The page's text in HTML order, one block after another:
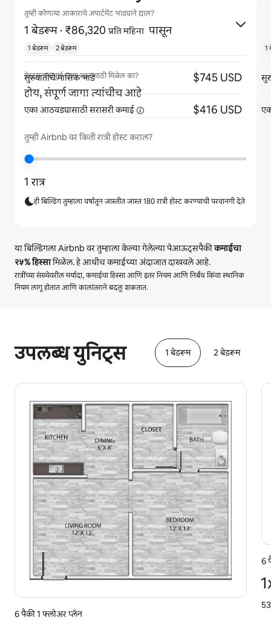
तुम्ही कोणत्या आकाराचे अपार्टमेंट भाड्याने द्याल?
1 बेडरूम · ₹86,320प्रति महिनापासून
गेस्ट्सना संपूर्ण जागा स्वतःसाठी मिळेल का?
होय, संपूर्ण जागा त्यांचीच आहे
तुम्ही Airbnb वर किती रात्री होस्ट कराल?
1 रात्र
ही बिल्डिंग तुम्हाला वर्षातून जास्तीत जास्त 180 रात्री होस्ट करण्याची परवानगी देते
या बिल्डिंगला Airbnb वर तुम्हाला केल्या गेलेल्या पेआऊट्सपैकीकमाईचा
२५%हिस्सामिळेल. हे आधीच कमाईच्या अंदाजात दाखवले आहे.
रात्रींच्या संख्येवरील मर्यादा, कमाईचा हिस्सा आणि इतर नियम आणि निर्बंध किंवा स्थानिक
नियम लागू होतात आणि कालांतराने बदलू शकतात.
उपलब्ध युनिट्स 1 बेडरूम 2 बेडरूम
6 पैकी 1 फ्लोअर प्लॅन
6
1 बेडरूम 2 बेडरूम
सुरुवातीचे मासिक भाडे $745 USD
एका आठवड्यासाठी सरासरीकमाई $416 USD
1